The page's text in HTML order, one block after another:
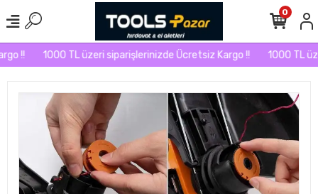
!! 1000 TL üzeri siparişlerinizde Ücretsiz Kargo !! 1000 TL
0